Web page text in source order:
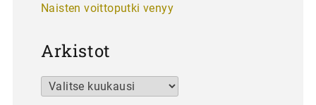
Naisten voittoputki venyy
Arkistot
Arkistot